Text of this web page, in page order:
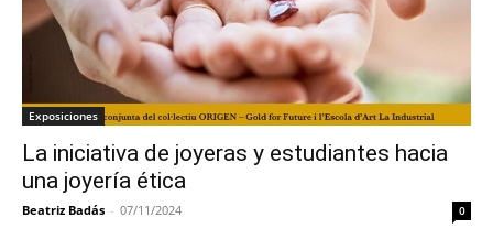
Exposiciones
La iniciativa de joyeras y estudiantes hacia
una joyería ética
Beatriz Badás - 07/11/2024 0